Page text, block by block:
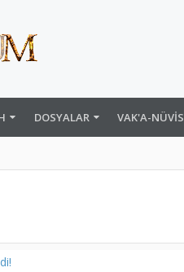
DOSYALAR VAK'A-NÜVIS